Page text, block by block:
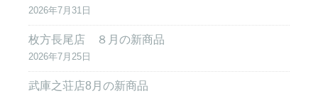
2026年7月31日
枚方長尾店 ８月の新商品
2026年7月25日
武庫之荘店8月の新商品